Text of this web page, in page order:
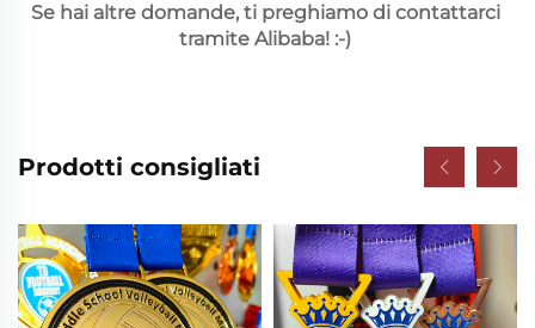
Se hai altre domande, ti preghiamo di contattarci
tramite Alibaba! :-)
Prodotti consigliati